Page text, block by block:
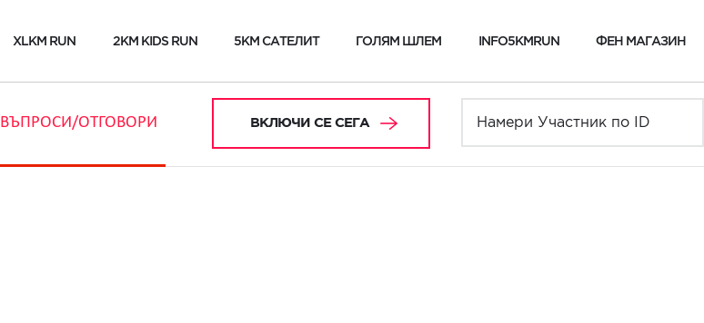
XLKM RUN 2KM KIDS RUN 5KM САТЕЛИТ ГОЛЯМ ШЛЕМ INFO5KMRUN ФЕН МАГАЗИН
ВЪПРОСИ/ОТГОВОРИ ВКЛЮЧИ СЕ СЕГА